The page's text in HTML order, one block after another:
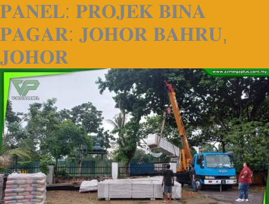
𝐏𝐀𝐍𝐄𝐋: 𝐏𝐑𝐎𝐉𝐄𝐊 𝐁𝐈𝐍𝐀
𝐏𝐀𝐆𝐀𝐑: 𝐉𝐎𝐇𝐎𝐑 𝐁𝐀𝐇𝐑𝐔,
𝐉𝐎𝐇𝐎𝐑